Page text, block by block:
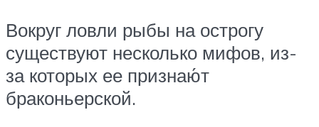
Вокруг ловли рыбы на острогу
существуют несколько мифов, из-
за которых ее признаю́т
браконьерской.